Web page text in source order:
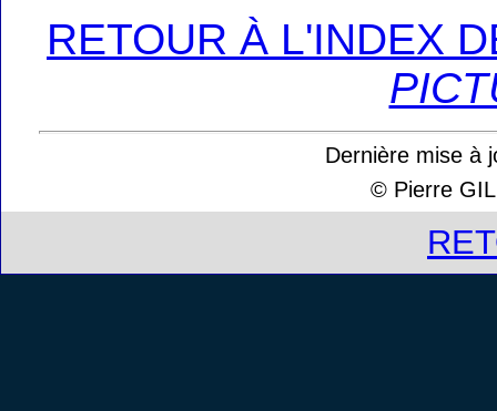
RETOUR À L'INDEX
Dernière mise à
© Pierre